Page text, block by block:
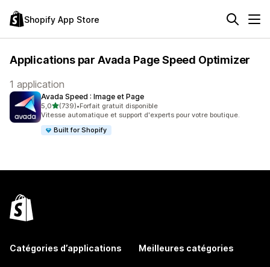
Shopify App Store
Applications par Avada Page Speed Optimizer
1 application
Avada Speed : Image et Page
5,0étoile(s) sur 5
(739)
739 avis au total
•Forfait gratuit disponible
Vitesse automatique et support d'experts pour votre boutique.
Built for Shopify
Catégories d’applications Meilleures catégories